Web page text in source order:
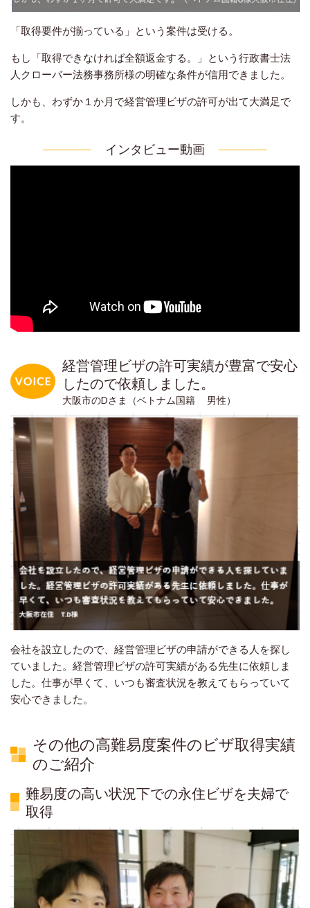
「取得要件が揃っている」という案件は受ける。
もし「取得できなければ全額返金する。」という行政書士法
人クローバー法務事務所様の明確な条件が信用できました。
しかも、わずか１か月で経営管理ビザの許可が出て大満足で
す。
インタビュー動画
経営管理ビザの許可実績が豊富で安心
したので依頼しました。
大阪市のDさま（ベトナム国籍 男性）
会社を設立したので、経営管理ビザの申請ができる人を探し
ていました。経営管理ビザの許可実績がある先生に依頼しま
した。仕事が早くて、いつも審査状況を教えてもらっていて
安心できました。
その他の高難易度案件のビザ取得実績
のご紹介
難易度の高い状況下での永住ビザを夫婦で
取得